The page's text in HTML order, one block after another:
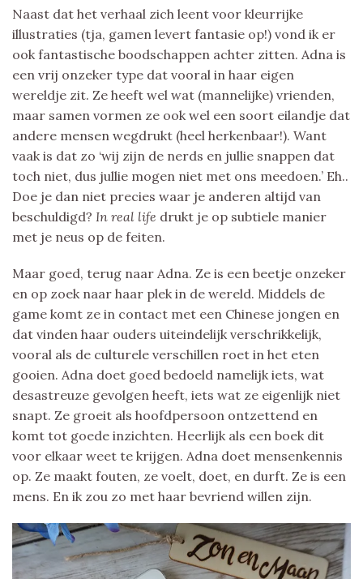
Naast dat het verhaal zich leent voor kleurrijke
illustraties (tja, gamen levert fantasie op!) vond ik er
ook fantastische boodschappen achter zitten. Adna is
een vrij onzeker type dat vooral in haar eigen
wereldje zit. Ze heeft wel wat (mannelijke) vrienden,
maar samen vormen ze ook wel een soort eilandje dat
andere mensen wegdrukt (heel herkenbaar!). Want
vaak is dat zo ‘wij zijn de nerds en jullie snappen dat
toch niet, dus jullie mogen niet met ons meedoen.’ Eh..
Doe je dan niet precies waar je anderen altijd van
beschuldigd? In real life drukt je op subtiele manier
met je neus op de feiten.
Maar goed, terug naar Adna. Ze is een beetje onzeker
en op zoek naar haar plek in de wereld. Middels de
game komt ze in contact met een Chinese jongen en
dat vinden haar ouders uiteindelijk verschrikkelijk,
vooral als de culturele verschillen roet in het eten
gooien. Adna doet goed bedoeld namelijk iets, wat
desastreuze gevolgen heeft, iets wat ze eigenlijk niet
snapt. Ze groeit als hoofdpersoon ontzettend en
komt tot goede inzichten. Heerlijk als een boek dit
voor elkaar weet te krijgen. Adna doet mensenkennis
op. Ze maakt fouten, ze voelt, doet, en durft. Ze is een
mens. En ik zou zo met haar bevriend willen zijn.